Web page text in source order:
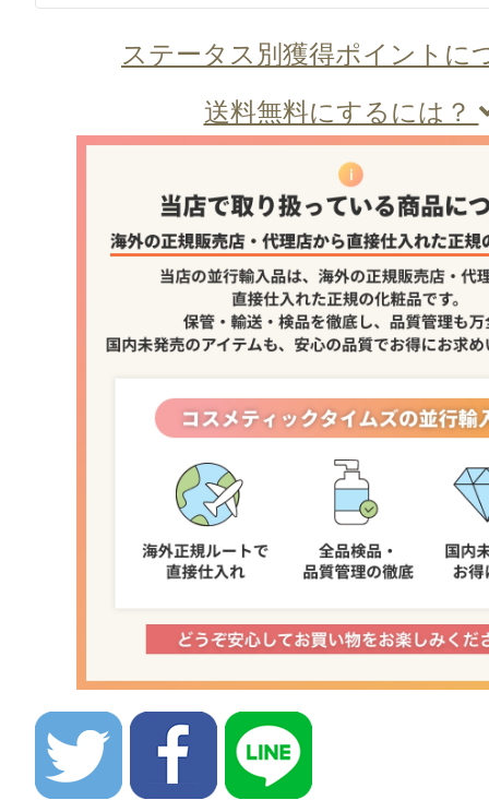
ステータス別獲得ポイントに
送料無料にするには？